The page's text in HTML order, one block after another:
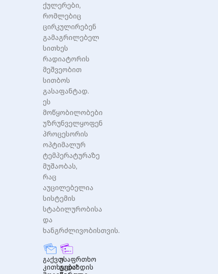
ქულერები,
რომლებიც
ცირკულირებენ
გამაგრილებელ
სითხეს
რადიატორის
მეშვეობით
სითბოს
გასაფანტად.
ეს
მოწყობილობები
უზრუნველყოფენ
პროცესორის
ოპტიმალურ
ტემპერატურაზე
მუშაობას,
რაც
აუცილებელია
სისტემის
სტაბილურობისა
და
ხანგრძლივობისთვის.
გაქვთ
კითხვები?
უსაფრთხო
გადახდის